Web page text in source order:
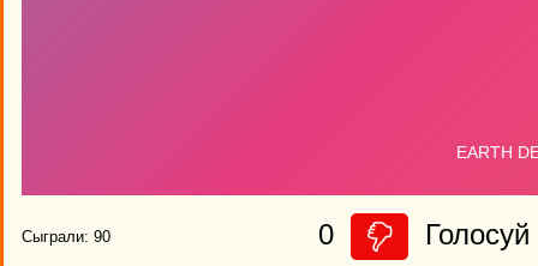
Сыграли: 90 0 Голосуй